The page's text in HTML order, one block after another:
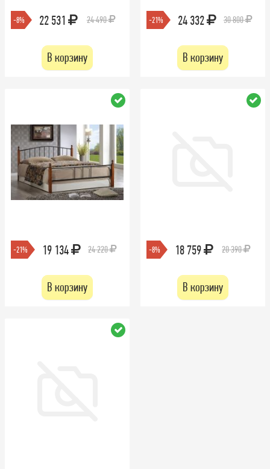
-8% 22 531 24 490
В корзину
-21% 24 332 30 800
В корзину
-21% 19 134 24 220
В корзину
-8% 18 759 20 390
В корзину